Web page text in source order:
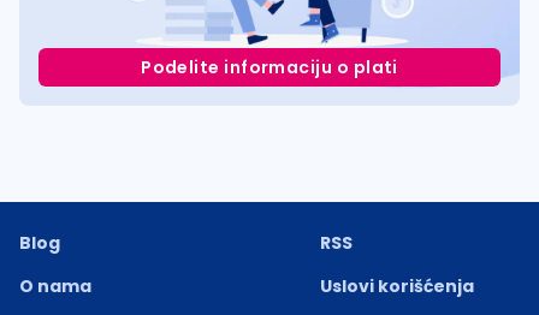
Podelite informaciju o plati
Blog
O nama
RSS
Uslovi korišćenja